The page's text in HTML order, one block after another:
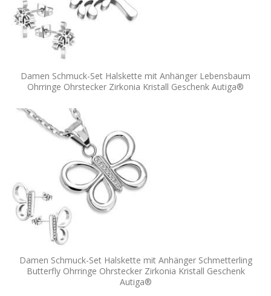
Damen Schmuck-Set Halskette mit Anhänger Lebensbaum
Ohrringe Ohrstecker Zirkonia Kristall Geschenk Autiga®
Damen Schmuck-Set Halskette mit Anhänger Schmetterling
Butterfly Ohrringe Ohrstecker Zirkonia Kristall Geschenk
Autiga®